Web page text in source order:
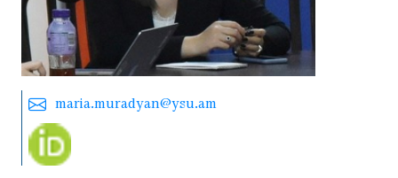
maria.muradyan@ysu.am